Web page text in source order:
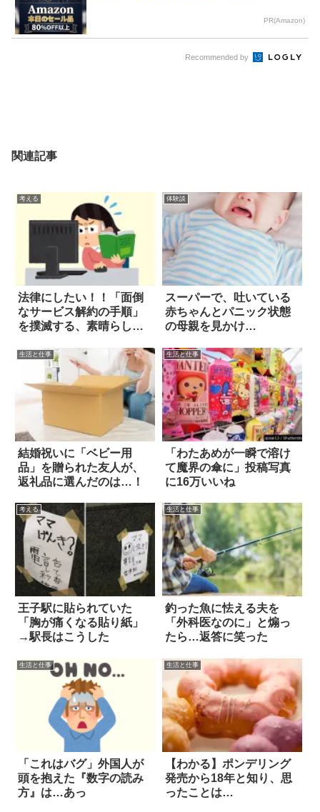
PR(Amazon)
Recommended by
関連記事
考える
法律にしたい！！「面倒
なサービス解約の手順」
を撲滅する、素晴らしい
体験談
スーパーで、吐いている
赤ちゃんとパニック状態
の母親を見かけ…
生活と仕事
結婚祝いに「ベビー用
品」を贈られた友人が、
返礼品に選んだのは…！
生活と仕事
「わたあめが一瞬で溶け
て魔界の傘に」投稿写真
に16万いいね
考える
王子駅に貼られていた
「胸が痛くなる貼り紙」
→駅長はこうした
生活と仕事
釣った魚に怯える夫を
「外科医なのに」と煽っ
たら…返答に笑った
生活と仕事
「これはバグ」外国人が
頭を抱えた『数字の読み
方』は…あっ
生活と仕事
【わかる】ポンデリング
発売から18年と知り、思
ったことは…